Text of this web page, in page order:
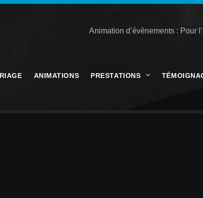
Animation d’évènements : Pour
ANIMATIONS PRESTATIONS